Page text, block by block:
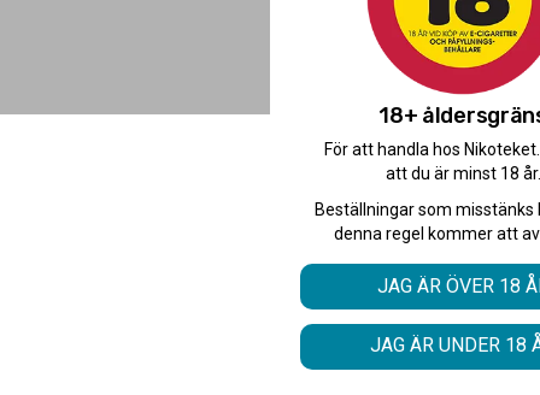
Skapa din
Lägg till denna
få dem för ett
Antal:
*Gäller endastALL
Snabba leveranser med
18+
För att handla hos
att du är minst 18 år.
Beställningar som misstänks
denna regel kommer att
JAG ÄR ÖVER 18
JAG ÄR UNDER 18